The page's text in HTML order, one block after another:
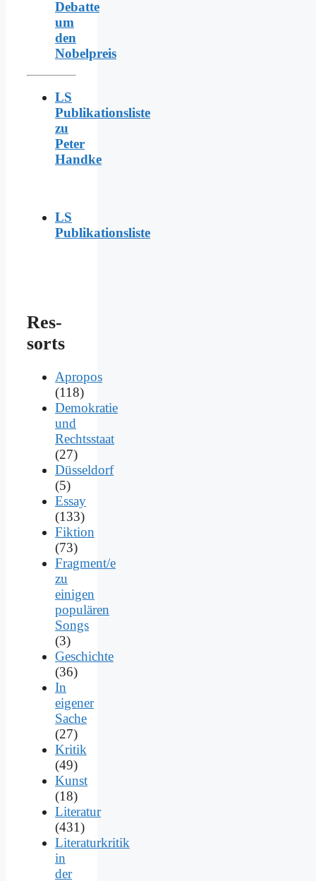
Debatte
um
den
Nobelpreis
LS
Publikationsliste
zu
Peter
Handke
LS
Publikationsliste
Res­
sorts
Apropos
(118)
Demokratie
und
Rechtsstaat
(27)
Düsseldorf
(5)
Essay
(133)
Fiktion
(73)
Fragment/e
zu
einigen
populären
Songs
(3)
Geschichte
(36)
In
eigener
Sache
(27)
Kritik
(49)
Kunst
(18)
Literatur
(431)
Literaturkritik
in
der